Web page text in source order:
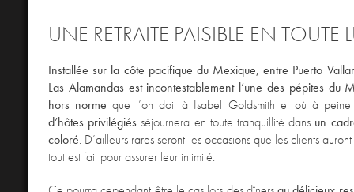
UNE RETRAITE PAISIBLE EN TOUTE
Installée sur la côte pacifique du Mexique, entre Puerto
Las Alamandas est incontestablement l’une des pépites du
hors norme que l’on doit à Isabel Goldsmith et où à
d’hôtes privilégiés séjournera en toute tranquillité dans un
coloré. D’ailleurs rares seront les occasions que les clients
tout est fait pour assurer leur intimité.